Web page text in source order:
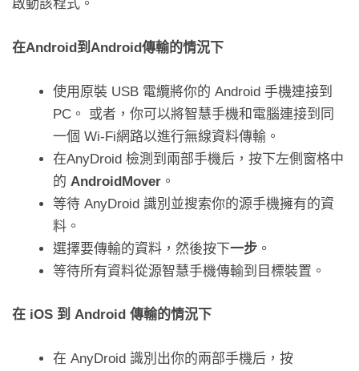
啟動該程式。
在Android 到Android傳輸的情況下
使用原裝 USB 電纜將你的 Android 手機連接到
PC。 或者，你可以將智慧手機和電腦連接到同
一個 Wi-Fi網路以進行無線資料傳輸。
在AnyDroid 檢測到兩部手機后，按下左側窗格中
的 AndroidMover 。
等待 AnyDroid 識別並搜索你的源手機擁有的資
料。
選擇要傳輸的資料，然後按下一步 。
等待所有資料從源智慧手機傳輸到目標裝置。
在 iOS 到 Android 傳輸的情況下
在 AnyDroid 識別出你的兩部手機后，按